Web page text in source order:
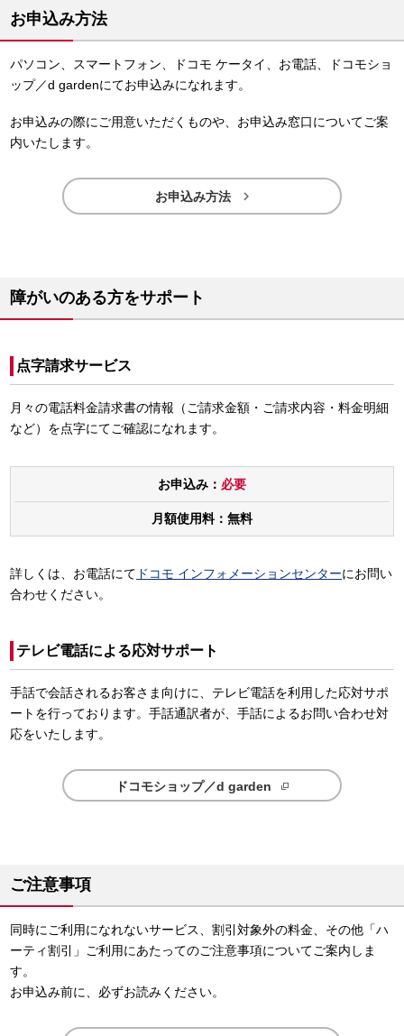
お申込み方法
パソコン、スマートフォン、ドコモ ケータイ、お電話、ドコモショ
ップ／d gardenにてお申込みになれます。
お申込みの際にご用意いただくものや、お申込み窓口についてご案
内いたします。
お申込み方法 
障がいのある方をサポート
点字請求サービス
月々の電話料金請求書の情報（ご請求金額・ご請求内容・料金明細
など）を点字にてご確認になれます。
お申込み： 必要
月額使用料：無料
詳しくは、お電話にて ドコモ インフォメーションセンターにお問い
合わせください。
テレビ電話による応対サポート
手話で会話されるお客さま向けに、テレビ電話を利用した応対サポ
ートを行っております。手話通訳者が、手話によるお問い合わせ対
応をいたします。
ドコモショップ／d garden
ご注意事項
同時にご利用になれないサービス、割引対象外の料金、その他「ハ
ーティ割引」ご利用にあたってのご注意事項についてご案内しま
す。
お申込み前に、必ずお読みください。